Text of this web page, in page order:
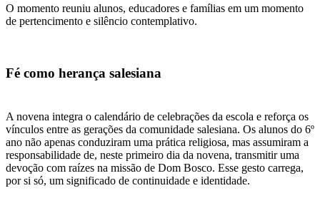
O momento reuniu alunos, educadores e famílias em um momento
de pertencimento e silêncio contemplativo.
Fé como herança salesiana
A novena integra o calendário de celebrações da escola e reforça os
vínculos entre as gerações da comunidade salesiana. Os alunos do 6º
ano não apenas conduziram uma prática religiosa, mas assumiram a
responsabilidade de, neste primeiro dia da novena, transmitir uma
devoção com raízes na missão de Dom Bosco. Esse gesto carrega,
por si só, um significado de continuidade e identidade.